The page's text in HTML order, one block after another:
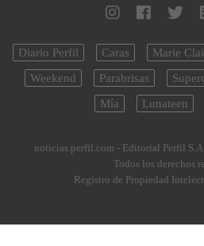
Diario Perfil Caras Marie
Weekend
Parabrisas
Mía
Lunateen
noticias.perfil.com - Editorial Perfil S.A.
Todos los derechos
Registro de Propiedad